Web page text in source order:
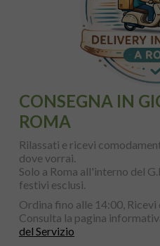
CONSEGNA IN
ROMA
Rilassati e ricevi
dove vorrai.
Solo a Roma all'interno del
festivi esclusi.
Ordina fino alle 14:00, Ricevi
Consulta la pagina
del Servizio